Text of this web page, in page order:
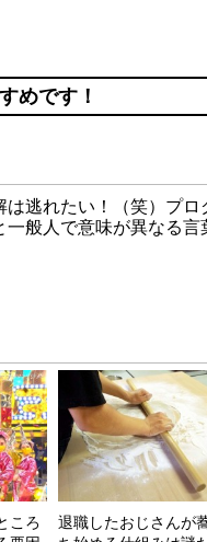
めです！
は逃れたい！（笑）プロ
一般人で意味が異なる言
ころ
退職したおじさんが